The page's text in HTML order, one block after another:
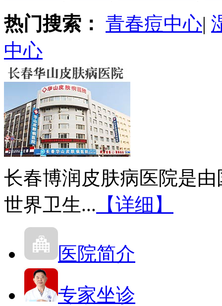
热门搜索： 青春痘中心|
中心
长春博润皮肤病医院是
世界卫生... 【详细】
医院简介
专家坐诊